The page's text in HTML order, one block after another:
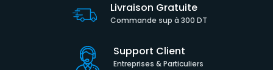
Livraison Gratuite
Commande sup à 300 DT
Support Client
Entreprises & Particuliers